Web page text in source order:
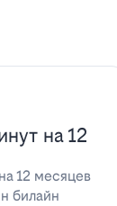
на 12
12 месяцев
билайн